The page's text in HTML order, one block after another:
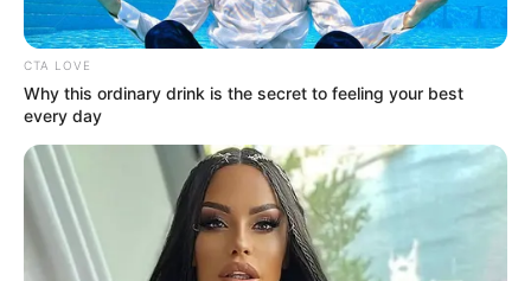
CTA LOVE
Why this ordinary drink is the secret to feeling your best
every day